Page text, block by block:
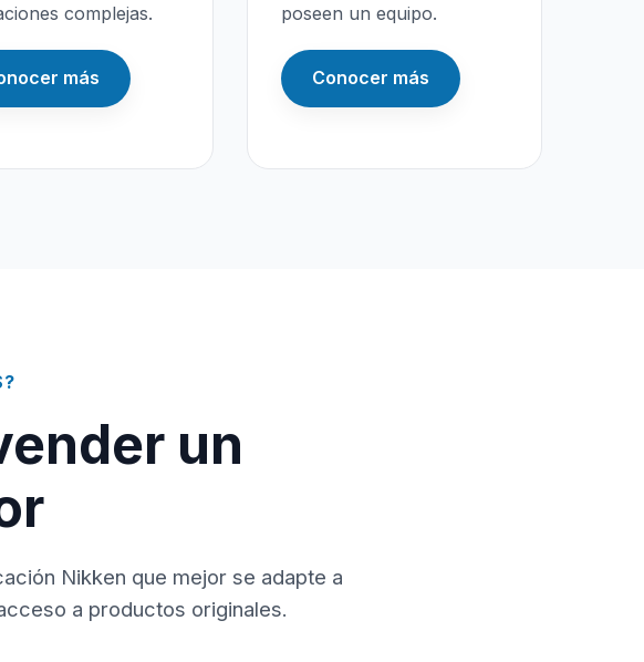
complejas.
más
poseen un equipo.
Conocer más
un
Nikken que mejor se adapte a
a productos originales.